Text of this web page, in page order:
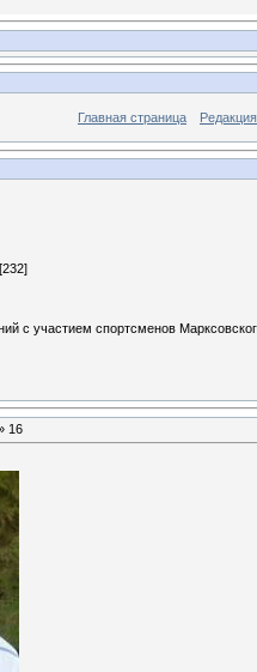
Главная страница
[232]
с участием спортсменов
16